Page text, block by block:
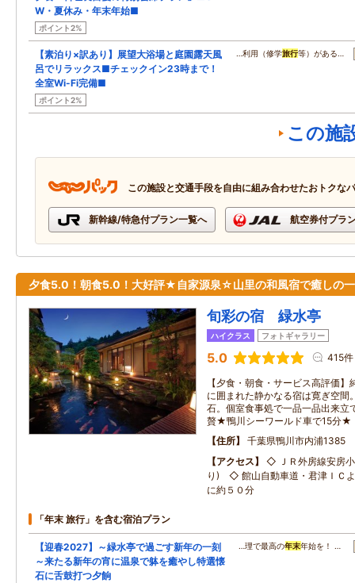
W・夏休み・年末年始■
ポイント2%
【素泊り×訳あり】展望大浴場と庭園露天風
呂でリラックス■チェックイン23時まで！
全室Wi-Fi完備■
ポイント2%
…利用（修学旅行等）がある…
この施
この施設と交通手段を自由に組み合わせたおトクな
新幹線/特急付プラン一覧へ 航空券付プラ
夕食5.0！朝食5.0！大好評★自家源泉☆山里の和風宿で癒しの
旬彩の宿 緑水亭
ハイクラス フォトギャラリー
5.0 415件
【夕食・朝食・サービス高評価
に囲まれた静かなる宿は寛ぎ空間
石。個室食事処で一品一品出来立
贅★鴨川シーワールド車で15分★
住所
千葉県鴨川市内浦1385
アクセス
◇ ＪＲ外房線安房
り) ◇ 館山自動車道・君津ＩＣ
に約５０分
「年末 旅行」を含む宿泊プラン
【迎春2027】～緑水亭で過ごす新年の一刻
～来たる新年の宵に温泉で躰を癒やし特選懐
石に舌鼓打つ夕餉
…理で最高の年末年始を！ …